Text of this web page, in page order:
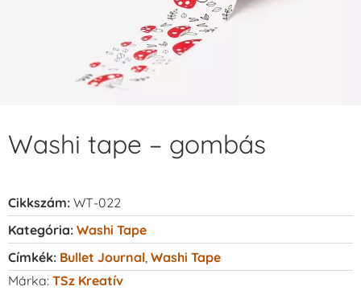
Washi tape – gombás
Cikkszám: WT-022
Kategória: Washi Tape
Címkék: Bullet Journal Washi Tape
Márka: TSz Kreatív